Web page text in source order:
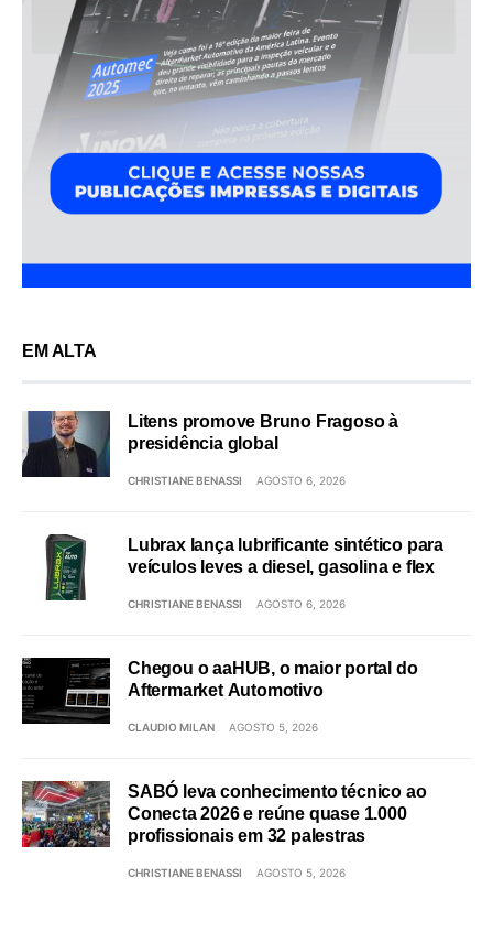
EM ALTA
Litens promove Bruno Fragoso à
presidência global
CHRISTIANE BENASSI AGOSTO 6, 2026
Lubrax lança lubrificante sintético para
veículos leves a diesel, gasolina e flex
CHRISTIANE BENASSI AGOSTO 6, 2026
Chegou o aaHUB, o maior portal do
Aftermarket Automotivo
CLAUDIO MILAN AGOSTO 5, 2026
SABÓ leva conhecimento técnico ao
Conecta 2026 e reúne quase 1.000
profissionais em 32 palestras
CHRISTIANE BENASSI AGOSTO 5, 2026